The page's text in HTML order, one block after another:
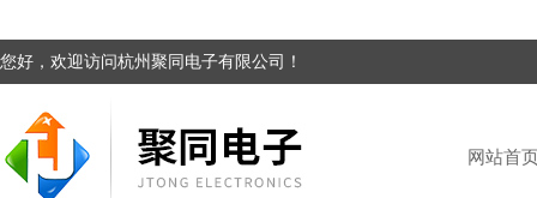
您好，欢迎访问杭州聚同电子有限公司！
网站首